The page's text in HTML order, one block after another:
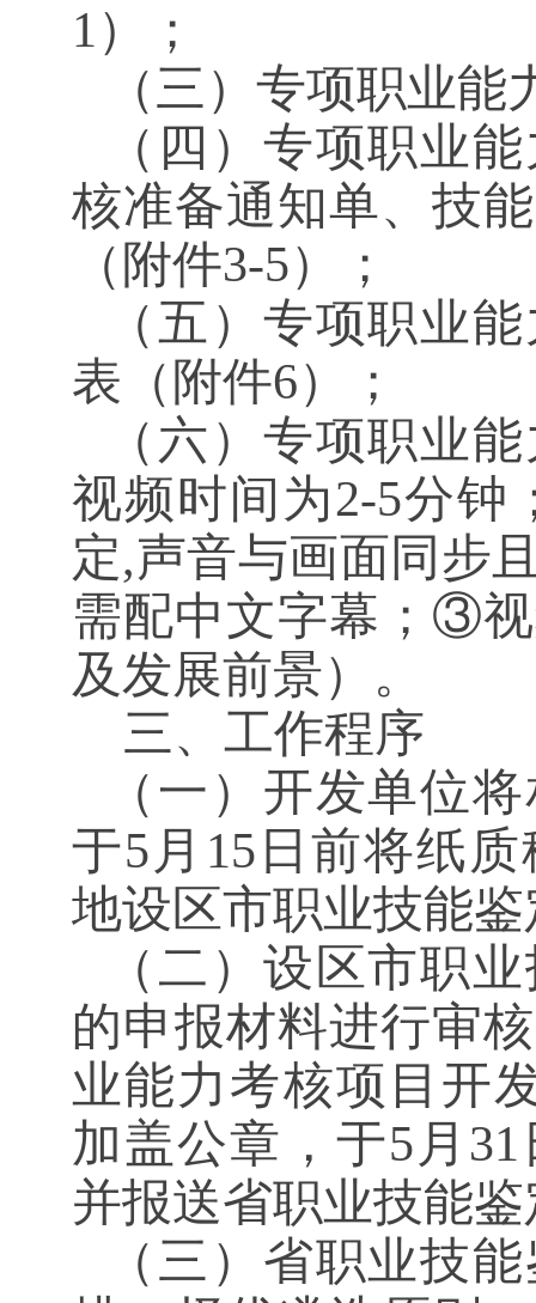
1）
；
（三） 专项职业能
（四） 专项职业
核准备通知单、技
（附件3-5）
；
（五） 专项职业
表 （附件6）
；
（六） 专项职业
视频时间为2-5分钟
定,声音与画面同步
需配中文字幕； ③
及发展前景） 。
三、 工作程序
（一） 开发单位
于5 月 15 日前将纸
地设区市职业技能
（二） 设区市职
的申报材料进行审
业能力考核项目开
加盖公章，于5 月 31
并报送省职业技能
（三） 省职业技